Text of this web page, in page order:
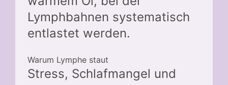
Lymphbahnen systematisch
entlastet werden.
Warum Lymphe staut
Stress, Schlafmangel und